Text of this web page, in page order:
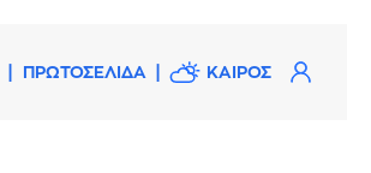
ΠΡΩΤΟΣΕΛΙΔΑ ΚΑΙΡΟΣ